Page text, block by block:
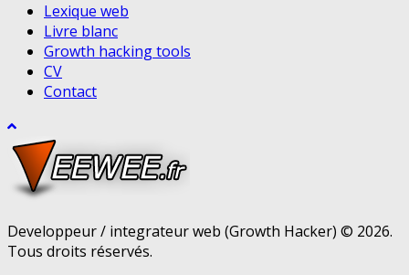
Lexique web
Livre blanc
Growth hacking tools
CV
Contact
Developpeur / integrateur web (Growth Hacker) © 2026.
Tous droits réservés.